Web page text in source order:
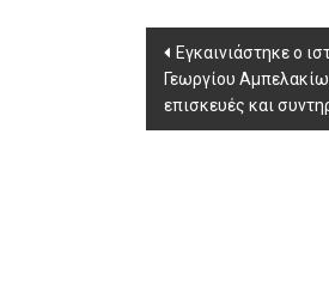
Post
navigation
Εγκαινιάστηκε ο
Γεωργίου
επισκευές και